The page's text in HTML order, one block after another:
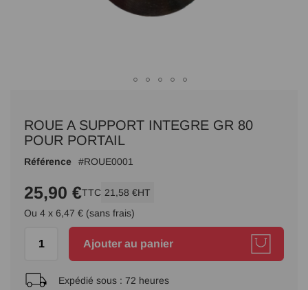
début
Galerie
ROUE A SUPPORT INTEGRE GR 80
POUR PORTAIL
Référence ROUE0001
25,90 €TTC 21,58 €HT
Ou 4 x 6,47 € (sans frais)
Ajouter au panier
Expédié sous : 72 heures